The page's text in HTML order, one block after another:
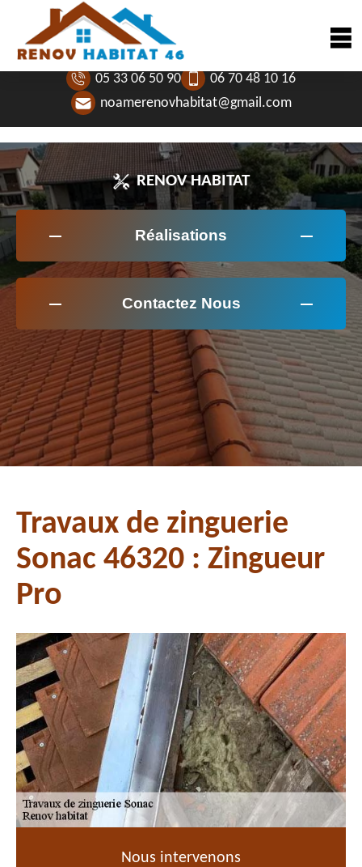
05 33 06 50 90
06 70 48 10 16
noamerenovhabitat@gmail.com
RENOV HABITAT
Réalisations
Contactez Nous
Travaux de zinguerie
Sonac 46320 : Zingueur
Pro
Nous intervenons